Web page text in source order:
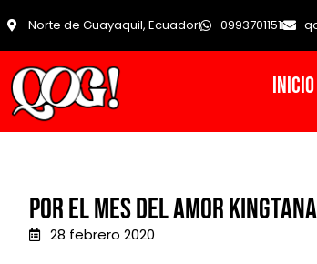
Norte de Guayaquil, Ecuador 0993701151
INICIO
POR EL MES DEL AMOR
28 febrero 2020